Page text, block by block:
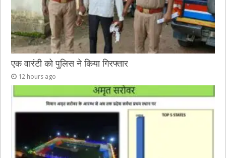
एक वारंटी को पुलिस ने किया गिरफ्तार
12 hours ago